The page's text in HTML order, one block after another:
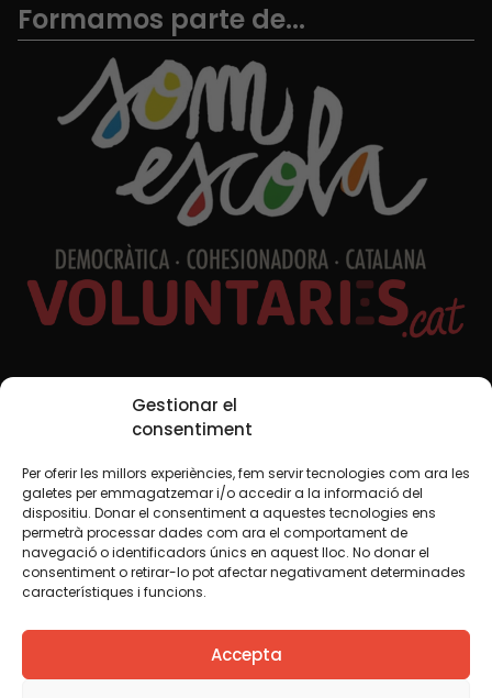
Gestionar el
consentiment
Per oferir les millors experiències, fem servir tecnologies com ara les
galetes per emmagatzemar i/o accedir a la informació del
dispositiu. Donar el consentiment a aquestes tecnologies ens
permetrà processar dades com ara el comportament de
navegació o identificadors únics en aquest lloc. No donar el
consentiment o retirar-lo pot afectar negativament determinades
característiques i funcions.
Accepta
Formamos parte de...
Redes sociales
TWT YTB IG FB IN
Aviso legalPolítica de cookies
Creemos que el conocimiento debe compartirse. Por eso
utilizamos una licencia Creative Commons, salvo que en
algún material indiquemos lo contrario. Le animamos a